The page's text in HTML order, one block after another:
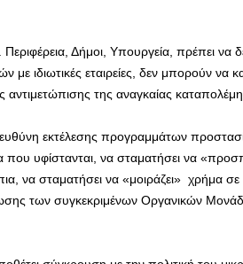
Δήμοι, Υπουργεία, πρέπει να
με ιδιωτικές εταιρείες, δεν μπορούν να
αντιμετώπισης της αναγκαίας
εκτέλεσης προγραμμάτων
υφίστανται, να σταματήσει να
να σταματήσει να «μοιράζει» χρήμα σε
των συγκεκριμένων Οργανικών